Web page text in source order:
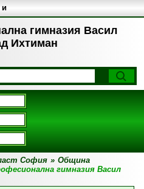
гимназия Васил
Ихтиман
и
София » Община
гимназия Васил